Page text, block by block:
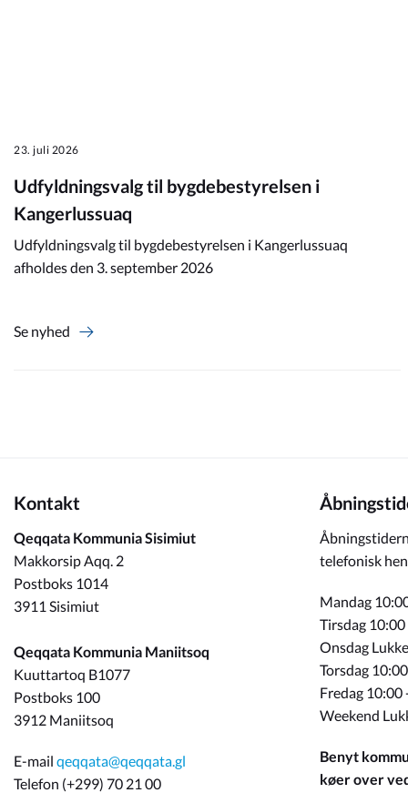
23. juli 2026
Udfyldningsvalg til bygdebestyrelsen i
Kangerlussuaq
Udfyldningsvalg til bygdebestyrelsen i Kangerlussuaq
afholdes den 3. september 2026
Se nyhed
Kontakt
Qeqqata Kommunia Sisimiut
Makkorsip Aqq. 2
Postboks 1014
3911 Sisimiut
Qeqqata Kommunia Maniitsoq
Kuuttartoq B1077
Postboks 100
3912 Maniitsoq
E-mail qeqqata@qeqqata.gl
Telefon (+299) 70 21 00
telefonisk
Mandag
Tirsdag
Onsdag
Torsdag
Fredag 10:00
Weekend
Benyt
køer over